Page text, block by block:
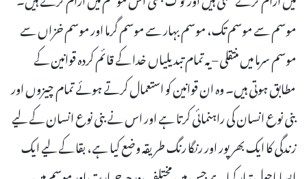
موسم سے موسم تک، موسم بہار سے موسم گرما اور موسم خزاں سے
موسم سرما میں منتقلی – یہ تمام تبدیلیاں خدا کے قائم کردہ قوانین کے
مطابق ہوتی ہیں۔ وہ ان قوانین کو استعمال کرتے ہوئے تمام چیزوں اور
بنی نوع انسان کی راہنمائی کرتا ہے اور اس نے بنی نوع انسان کے لیے
زندگی کا ایک بھرپور اور رنگا رنگ طریقہ وضع کیا ہے، بقا کے لیے ایک